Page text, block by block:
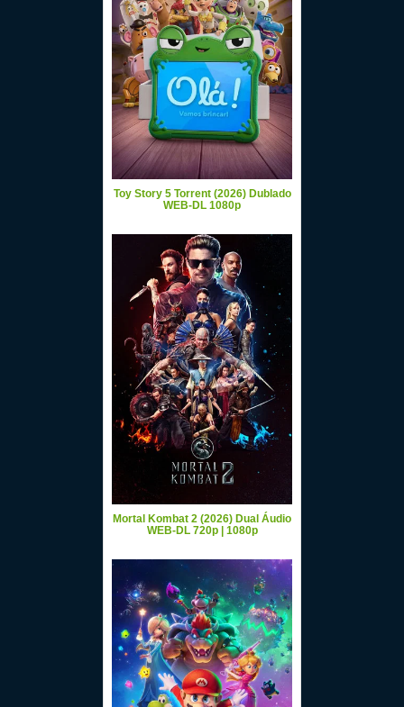
Toy Story 5 Torrent (2026) Dublado
WEB-DL 1080p
Mortal Kombat 2 (2026) Dual Áudio
WEB-DL 720p | 1080p